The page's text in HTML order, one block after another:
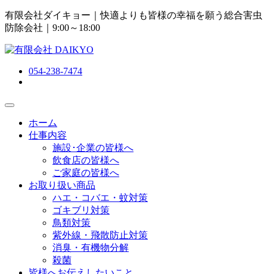
有限会社ダイキョー｜快適よりも皆様の幸福を願う総合害虫
防除会社 ｜9:00～18:00
054-238-7474
ホーム
仕事内容
施設･企業の皆様へ
飲食店の皆様へ
ご家庭の皆様へ
お取り扱い商品
ハエ・コバエ・蚊対策
ゴキブリ対策
鳥類対策
紫外線・飛散防止対策
消臭・有機物分解
殺菌